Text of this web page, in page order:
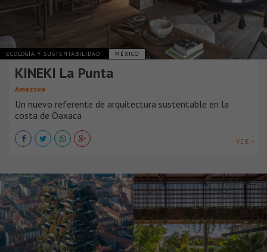
ECOLOGÍA Y SUSTENTABILIDAD MÉXICO
KINEKI La Punta
Amezcua
Un nuevo referente de arquitectura sustentable en la
costa de Oaxaca
VER +